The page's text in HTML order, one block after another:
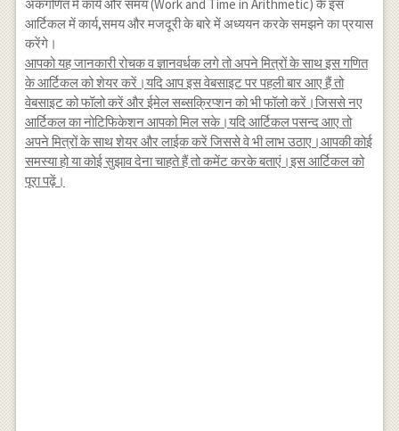
अंकगणित में कार्य और समय (Work and Time in Arithmetic) के इस
आर्टिकल में कार्य,समय और मजदूरी के बारे में अध्ययन करके समझने का प्रयास
करेंगे।
आपको यह जानकारी रोचक व ज्ञानवर्धक लगे तो अपने मित्रों के साथ इस गणित
के आर्टिकल को शेयर करें।यदि आप इस वेबसाइट पर पहली बार आए हैं तो
वेबसाइट को फॉलो करें और ईमेल सब्सक्रिप्शन को भी फॉलो करें।जिससे नए
आर्टिकल का नोटिफिकेशन आपको मिल सके।यदि आर्टिकल पसन्द आए तो
अपने मित्रों के साथ शेयर और लाईक करें जिससे वे भी लाभ उठाए।आपकी कोई
समस्या हो या कोई सुझाव देना चाहते हैं तो कमेंट करके बताएं।इस आर्टिकल को
पूरा पढ़ें।